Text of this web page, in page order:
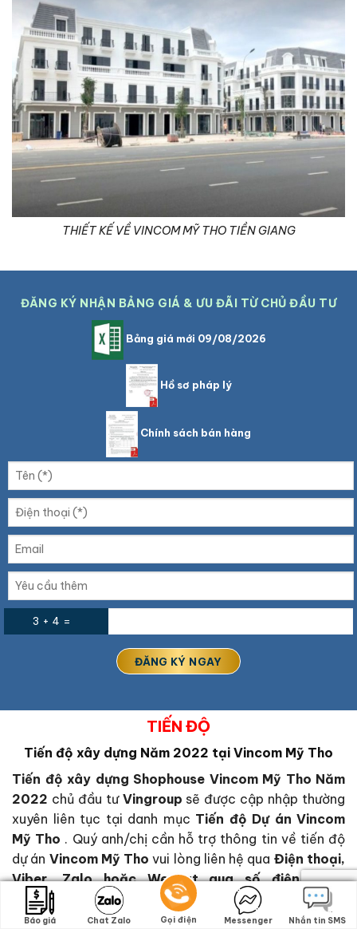
THIẾT KẾ VỀ VINCOM MỸ THO TIỀN GIANG
ĐĂNG KÝ NHẬN BẢNG GIÁ & ƯU ĐÃI TỪ CHỦ ĐẦU TƯ
Bảng giá mới 09/08/2026
Hồ sơ pháp lý
Chính sách bán hàng
3 + 4 =
TIẾN ĐỘ
Tiến độ xây dựng Năm 2022 tại Vincom Mỹ Tho
Tiến độ xây dựng Shophouse Vincom Mỹ Tho Năm
2022 chủ đầu tư Vingroup sẽ được cập nhập thường
xuyên liên tục tại danh mục Tiến độ Dự án Vincom
Mỹ Tho . Quý anh/chị cần hỗ trợ thông tin về tiến độ
dự án Vincom Mỹ Thovui lòng liên hệ qua Điện thoại,
Viber, Zalo hoặc Wechat qua số điện thoại
0949.124.589
Báo giá Chat Zalo Gọi điện Messenger Nhắn tin SMS
Báo giá Chat Zalo Gọi điện Messenger Nhắn tin SMS